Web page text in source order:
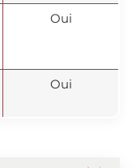
Oui
Oui